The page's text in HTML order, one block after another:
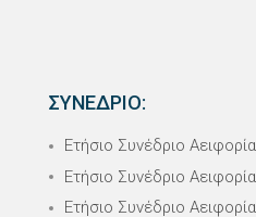
ΣΥΝΕΔΡΙΟ:
Ετήσιο Συνέδριο
Ετήσιο Συνέδριο
Ετήσιο Συνέδριο